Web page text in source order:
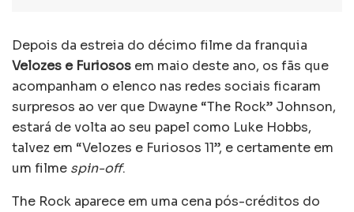
Depois da estreia do décimo filme da franquia
Velozes e Furiosos em maio deste ano, os fãs que
acompanham o elenco nas redes sociais ficaram
surpresos ao ver que Dwayne “The Rock” Johnson,
estará de volta ao seu papel como Luke Hobbs,
talvez em “Velozes e Furiosos 11”, e certamente em
um filme spin-off.
The Rock aparece em uma cena pós-créditos do